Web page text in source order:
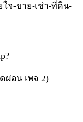
ใจ-ขาย-เช่า-ที่ดิน-
ผ่อน เพจ 2)